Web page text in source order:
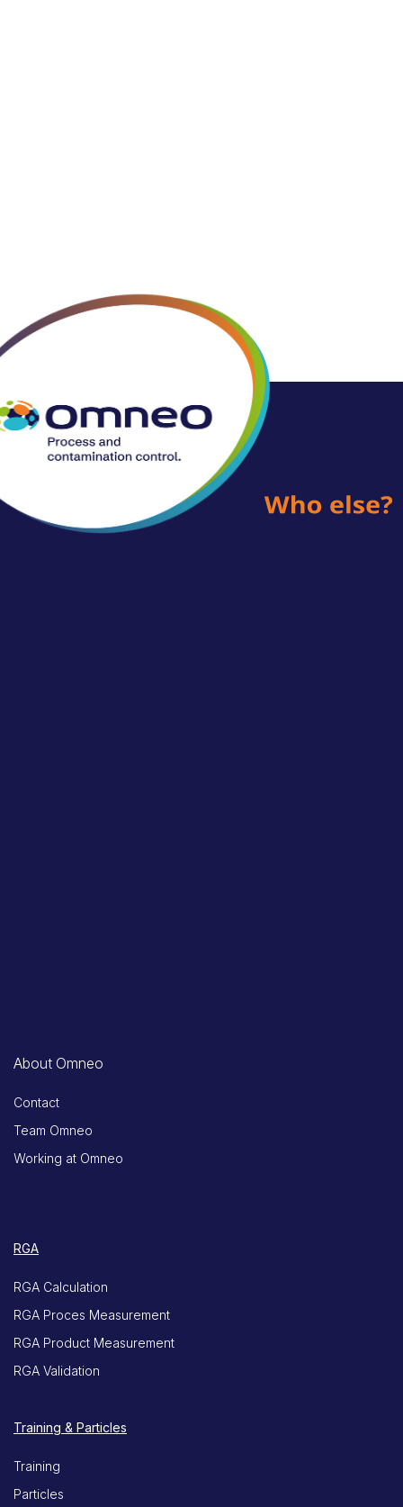
About Omneo
Contact
Team Omneo
Working at Omneo
RGA
RGA Calculation
RGA Proces Measurement
RGA Product Measurement
RGA Validation
Training & Particles
Training
Particles